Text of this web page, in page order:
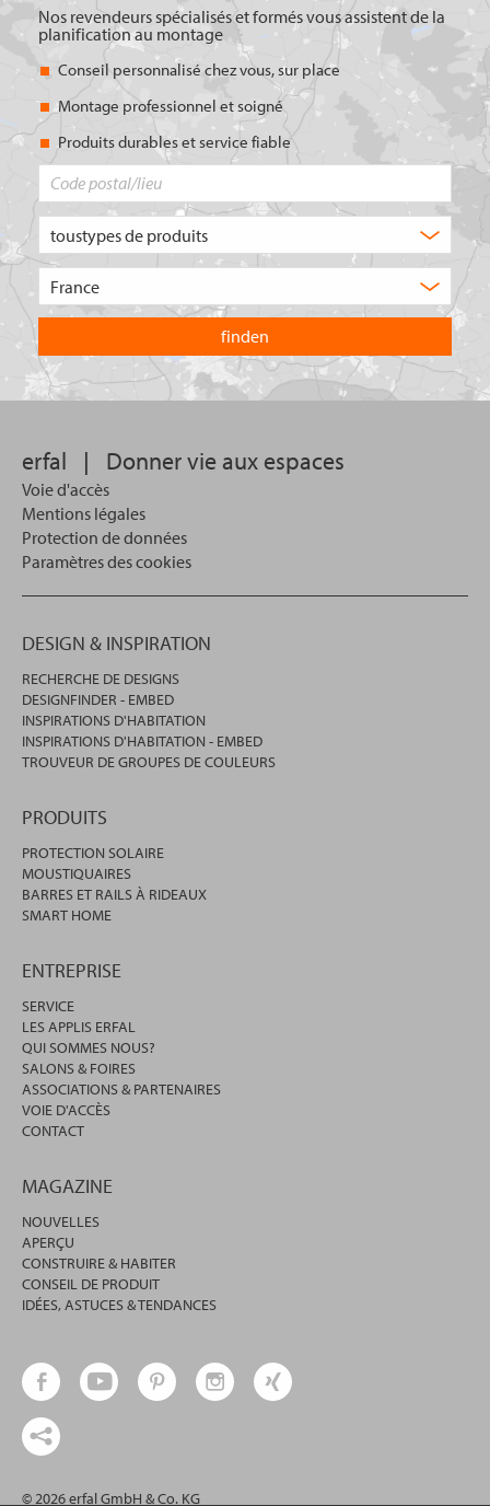
Nos revendeurs spécialisés et formés vous assistent de la
planification au montage
Conseil personnalisé chez vous, sur place
Montage professionnel et soigné
Produits durables et service fiable
de
recherchez-
vous
?
pays
dans
lequel
vous
souhaitez
recherche.
erfal | Donner vie aux espaces
Voie d'accès
Mentions légales
Protection de données
Paramètres des cookies
DESIGN & INSPIRATION
RECHERCHE DE DESIGNS
DESIGNFINDER - EMBED
INSPIRATIONS D'HABITATION
INSPIRATIONS D'HABITATION - EMBED
TROUVEUR DE GROUPES DE COULEURS
PRODUITS
PROTECTION SOLAIRE
MOUSTIQUAIRES
BARRES ET RAILS À RIDEAUX
SMART HOME
ENTREPRISE
SERVICE
LES APPLIS ERFAL
QUI SOMMES NOUS?
SALONS & FOIRES
ASSOCIATIONS & PARTENAIRES
VOIE D'ACCÈS
CONTACT
MAGAZINE
NOUVELLES
APERÇU
CONSTRUIRE & HABITER
CONSEIL DE PRODUIT
IDÉES, ASTUCES & TENDANCES
© 2026 erfal GmbH & Co. KG